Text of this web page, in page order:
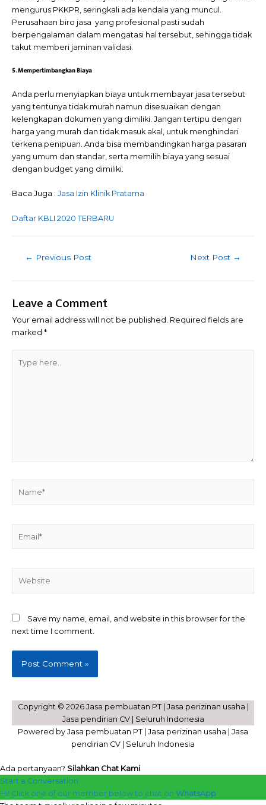
mengurus PKKPR, seringkali ada kendala yang muncul.
Perusahaan biro jasa yang profesional pasti sudah
berpengalaman dalam mengatasi hal tersebut, sehingga tidak
takut memberi jaminan validasi.
5. Mempertimbangkan Biaya
Anda perlu menyiapkan biaya untuk membayar jasa tersebut
yang tentunya tidak murah namun disesuaikan dengan
kelengkapan dokumen yang dimiliki. Jangan tertipu dengan
harga yang murah dan tidak masuk akal, untuk menghindari
terkena penipuan. Anda bisa membandingkan harga pasaran
yang umum dan standar, serta memilih biaya yang sesuai
dengan budget yang dimiliki.
Baca Juga : Jasa Izin Klinik Pratama
Daftar KBLI 2020 TERBARU
Post
← Previous Post Next Post →
Leave a Comment
Your email address will not be published. Required fields are
marked *
here..
Save my name, email, and website in this browser for the
next time I comment.
Copyright © 2026 Jasa pembuatan PT | Jasa perizinan usaha |
Jasa pendirian CV | Seluruh Indonesia
Powered by Jasa pembuatan PT | Jasa perizinan usaha | Jasa
pendirian CV | Seluruh Indonesia
Ada pertanyaan? Silahkan Chat Kami
Start a Conversation
Hi! Click one of our member below to chat on WhatsApp